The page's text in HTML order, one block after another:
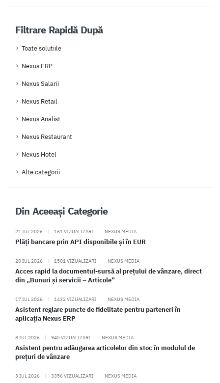
Filtrare Rapidă După
Toate solutiile
Nexus ERP
Nexus Salarii
Nexus Retail
Nexus Analist
Nexus Restaurant
Nexus Hotel
Alte categorii
Din Aceeași Categorie
21 IUL 2026 | 161 VIZUALIZARI | NEXUS MEDIA
Plăți bancare prin API disponibile și în EUR
20 IUL 2026 | 1501 VIZUALIZARI | NEXUS MEDIA
Acces rapid la documentul-sursă al prețului de vânzare, direct
din „Bunuri și servicii – Articole”
17 IUL 2026 | 1432 VIZUALIZARI | NEXUS MEDIA
Asistent reglare puncte de fidelitate pentru parteneri în
aplicația Nexus ERP
8 IUL 2026 | 945 VIZUALIZARI | NEXUS MEDIA
Asistent pentru adăugarea articolelor din stoc în modulul de
prețuri de vânzare
3 IUL 2026 | 3356 VIZUALIZARI | NEXUS MEDIA